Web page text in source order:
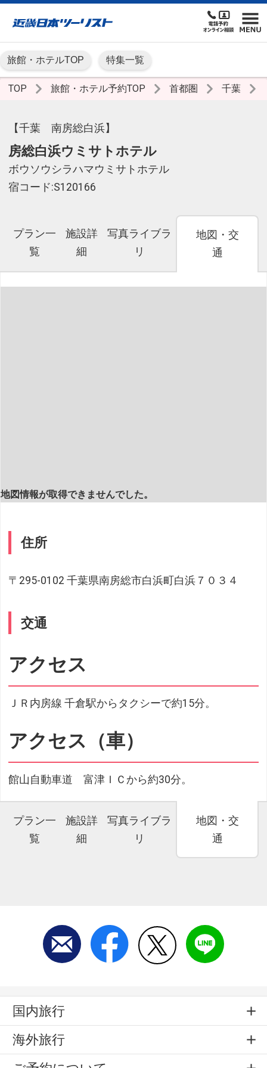
旅館・ホテルTOP 特集一覧
TOP 旅館・ホテル予約TOP 首都圏 千葉
【千葉 南房総白浜】
房総白浜ウミサトホテル
ボウソウシラハマウミサトホテル
宿コード:S120166
プラン一
覧
施設詳
細
写真ライブラ
リ
地図・交
通
地図情報が取得できませんでした。
住所
〒295-0102 千葉県南房総市白浜町白浜７０３４
交通
アクセス
ＪＲ内房線 千倉駅からタクシーで約15分。
アクセス（車）
館山自動車道 富津ＩＣから約30分。
プラン一
覧
施設詳
細
写真ライブラ
リ
地図・交
通
国内旅行
海外旅行